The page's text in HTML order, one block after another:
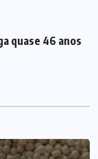
quase 46 anos